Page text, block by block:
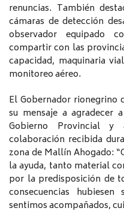
renuncias. También
cámaras de detección
observador equipado
compartir con las
capacidad, maquinaria
monitoreo aéreo.
El Gobernador rionegrino
su mensaje a
Gobierno Provincial
colaboración recibida
zona de Mallín Ahogado:
la ayuda, tanto material
por la predisposición de
consecuencias
sentimos acompañados,